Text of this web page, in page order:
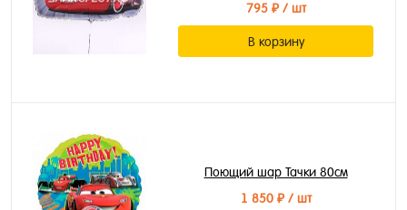
795 ₽/ шт
В корзину
Поющий шар Тачки 80см
1 850 ₽/ шт